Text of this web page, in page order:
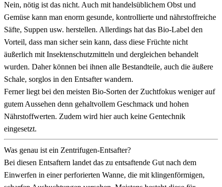
Nein, nötig ist das nicht. Auch mit handelsüblichem Obst und
Gemüse kann man enorm gesunde, kontrollierte und nährstoffreiche
Säfte, Suppen usw. herstellen. Allerdings hat das Bio-Label den
Vorteil, dass man sicher sein kann, dass diese Früchte nicht
äußerlich mit Insektenschutzmitteln und dergleichen behandelt
wurden. Daher können bei ihnen alle Bestandteile, auch die äußere
Schale, sorglos in den Entsafter wandern.
Ferner liegt bei den meisten Bio-Sorten der Zuchtfokus weniger auf
gutem Aussehen denn gehaltvollem Geschmack und hohen
Nährstoffwerten. Zudem wird hier auch keine Gentechnik
eingesetzt.
Was genau ist ein Zentrifugen-Entsafter?
Bei diesen Entsaftern landet das zu entsaftende Gut nach dem
Einwerfen in einer perforierten Wanne, die mit klingenförmigen,